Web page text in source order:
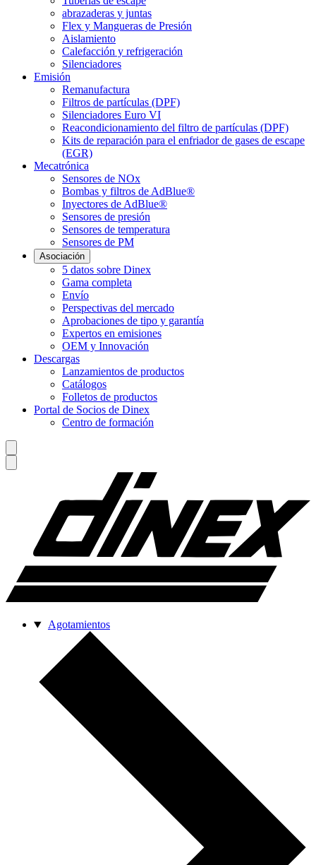
abrazaderas y juntas
Flex y Mangueras de Presión
Aislamiento
Calefacción y refrigeración
Silenciadores
Emisión
Remanufactura
Filtros de partículas (DPF)
Silenciadores Euro VI
Reacondicionamiento del filtro de partículas (DPF)
Kits de reparación para el enfriador de gases de escape
(EGR)
Mecatrónica
Sensores de NOx
Bombas y filtros de AdBlue®
Inyectores de AdBlue®
Sensores de presión
Sensores de temperatura
Sensores de PM
Asociación
5 datos sobre Dinex
Gama completa
Envío
Perspectivas del mercado
Aprobaciones de tipo y garantía
Expertos en emisiones
OEM y Innovación
Descargas
Lanzamientos de productos
Catálogos
Folletos de productos
Portal de Socios de Dinex
Centro de formación
Agotamientos